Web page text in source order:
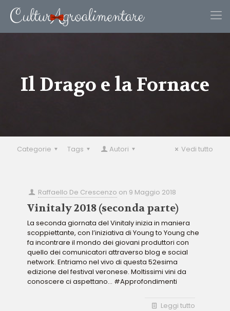
Il Drago e la Fornace
Categorie Tags Autori Vedi tutto
Raffaello De Crescenzo on 9 Maggio 2018
Vinitaly 2018 (seconda parte)
La seconda giornata del Vinitaly inizia in maniera
scoppiettante, con l’iniziativa di Young to Young che
fa incontrare il mondo dei giovani produttori con
quello dei comunicatori attraverso blog e social
network. Entriamo nel vivo di questa 52esima
edizione del festival veronese. Moltissimi vini da
conoscere ci aspettano... #Approfondimenti
Leggi tutto